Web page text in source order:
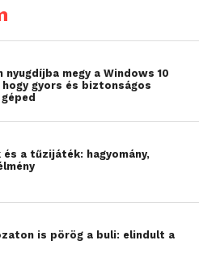
a mágnes mozdul el. Az
nagy energiákat
Az egyelőre Kickstarteren
294 ezer dollárt
ebből mindeddig
nyugdíjba megy a Windows 10
gyors és biztonságos
és a tűzijáték: hagyomány,
is pörög a buli: elindult a